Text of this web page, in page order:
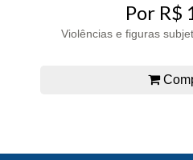
Por R$
Violências e figuras